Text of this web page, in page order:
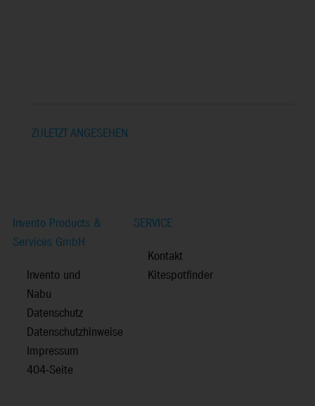
ZULETZT ANGESEHEN
Invento Products &
Services GmbH
Invento und
Nabu
Datenschutz
Datenschutzhinweise
Impressum
404-Seite
SERVICE
Kontakt
Kitespotfinder